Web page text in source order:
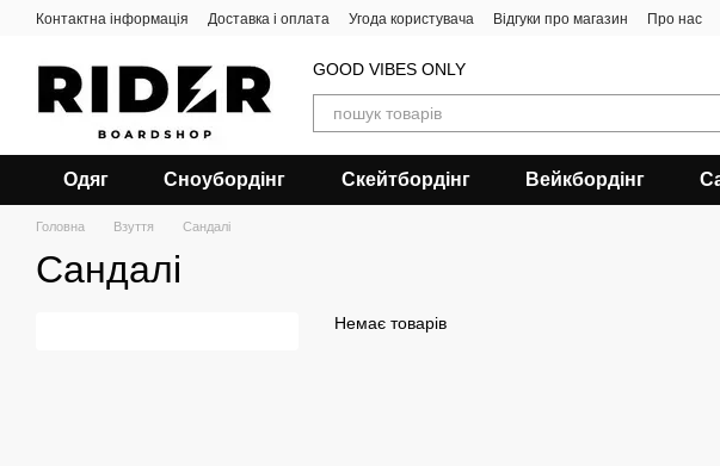
Перейти до основного контенту
Контактна інформація Доставка і оплата Угода користувача Відгуки про магазин Про нас
GOOD VIBES ONLY
Одяг Сноубордiнг Скейтбордінг Вейкбордінг
Головна Взуття Сандалi
Сандалi
Немає товарів